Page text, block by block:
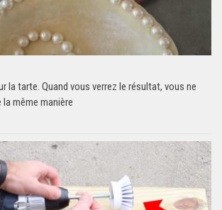
la tarte. Quand vous verrez le résultat, vous ne
même manière